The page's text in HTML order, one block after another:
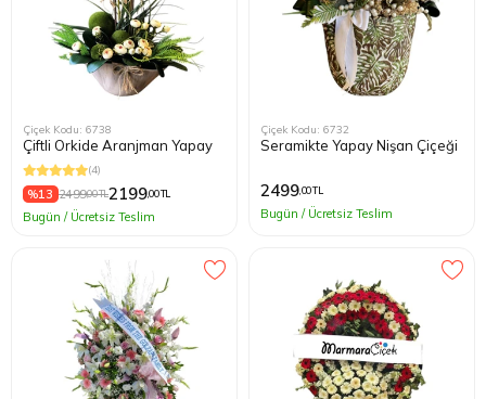
Çiçek Kodu: 6738
Çiftli Orkide Aranjman Yapay
(4)
%13 2499,00 TL2199,00 TL
Bugün / Ücretsiz Teslim
Çiçek Kodu: 6732
Seramikte Yapay Nişan Çiçeği
2499,00 TL
Bugün / Ücretsiz Teslim